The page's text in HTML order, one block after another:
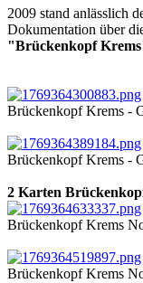
2009 stand anlässlich
Dokumentation über
"Brückenkopf
Brückenkopf Krems -
Brückenkopf Krems -
2 Karten
Brückenkopf Krems
Brückenkopf Krems